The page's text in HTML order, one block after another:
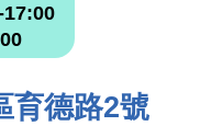
17:00
育德路2號